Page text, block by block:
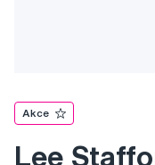
Akce
Lee